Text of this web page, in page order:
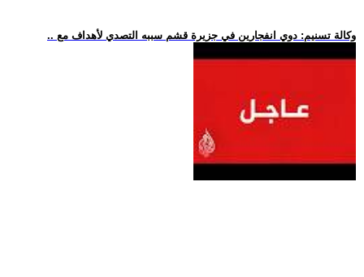
.. وكالة تسنيم: دوي انفجارين في جزيرة قشم سببه التصدي لأهداف مع